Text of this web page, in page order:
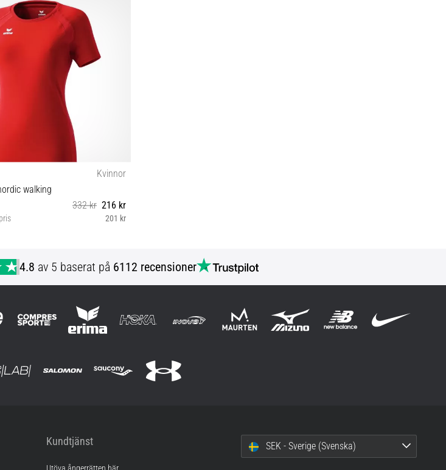
Kvinnor
walking
332 kr 216 kr
201 kr
4.8 av 5 baserat på 6112 recensioner
Kundtjänst SEK - Sverige (Svenska)